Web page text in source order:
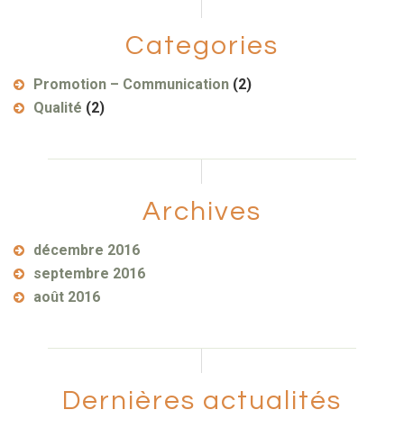
Categories
Promotion – Communication (2)
Qualité (2)
Archives
décembre 2016
septembre 2016
août 2016
Dernières actualités